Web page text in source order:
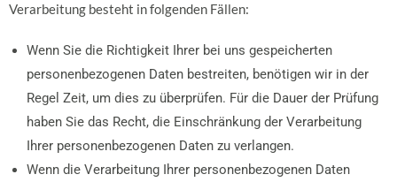
Verarbeitung besteht in folgenden Fällen:
Wenn Sie die Richtigkeit Ihrer bei uns gespeicherten
personenbezogenen Daten bestreiten, benötigen wir in der
Regel Zeit, um dies zu überprüfen. Für die Dauer der Prüfung
haben Sie das Recht, die Einschränkung der Verarbeitung
Ihrer personenbezogenen Daten zu verlangen.
Wenn die Verarbeitung Ihrer personenbezogenen Daten